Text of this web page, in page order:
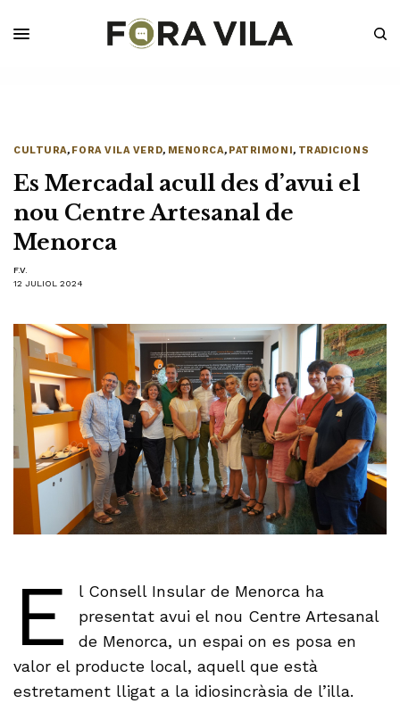
CULTURA, FORA VILA VERD, MENORCA, PATRIMONI, TRADICIONS
Es Mercadal acull des d’avui el
nou Centre Artesanal de
Menorca
F.V.
12 JULIOL 2024
E
l Consell Insular de Menorca ha
presentat avui el nou Centre Artesanal
de Menorca, un espai on es posa en
valor el producte local, aquell que està
estretament lligat a la idiosincràsia de l’illa.